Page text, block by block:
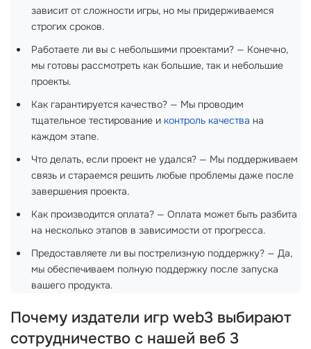
зависит от сложности игры, но мы придерживаемся
строгих сроков.
Работаете ли вы с небольшими проектами? — Конечно,
мы готовы рассмотреть как большие, так и небольшие
проекты.
Как гарантируется качество? — Мы проводим
тщательное тестирование и контроль качества на
каждом этапе.
Что делать, если проект не удался? — Мы поддерживаем
связь и стараемся решить любые проблемы даже после
завершения проекта.
Как производится оплата? — Оплата может быть разбита
на несколько этапов в зависимости от прогресса.
Предоставляете ли вы пострелизную поддержку? — Да,
мы обеспечиваем полную поддержку после запуска
вашего продукта.
Почему издатели игр web3 выбирают
сотрудничество с нашей веб 3